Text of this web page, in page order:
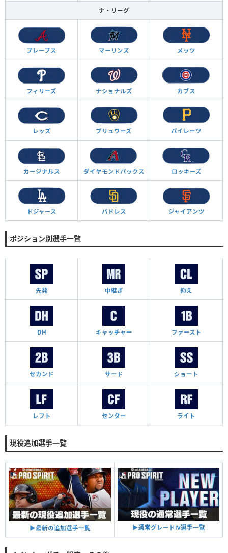
ナ・リーグ
ブレーブス マーリンズ メッツ
フィリーズ ナショナルズ カブス
レッズ ブリュワーズ パイレーツ
カージナルス ダイヤモンドバックス ロッキーズ
ドジャース パドレス ジャイアンツ
ポジション別選手一覧
先発 中継ぎ 抑え
DH キャッチャー ファースト
セカンド サード ショート
レフト センター ライト
現役追加選手一覧
▶︎最新の追加選手一覧 ▶︎通常グレードⅣ選手一覧